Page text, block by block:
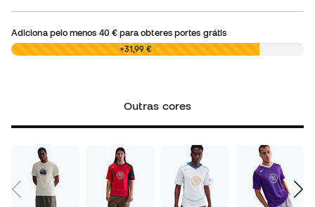
Adiciona pelo menos 40 €para obteres portes grátis
0,00 € +31,99 €
Outras cores